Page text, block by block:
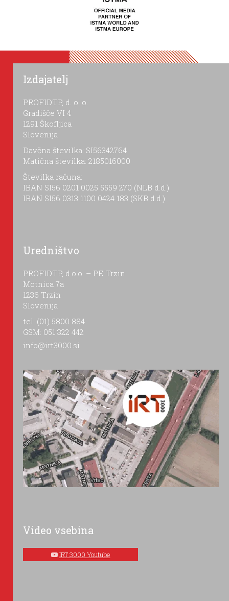
Izdajatelj
PROFIDTP, d. o. o.
Gradišče VI 4
1291 Škofljica
Slovenija
Davčna številka: SI56342764
Matična številka: 2185016000
Številka računa:
IBAN SI56 0201 0025 5559 270 (NLB d.d.)
IBAN SI56 0313 1100 0424 183 (SKB d.d.)
Uredništvo
PROFIDTP, d.o.o. – PE Trzin
Motnica 7a
1236 Trzin
Slovenija
tel: (01) 5800 884
GSM: 051 322 442
info@irt3000.si
Video vsebina
IRT 3000 Youtube